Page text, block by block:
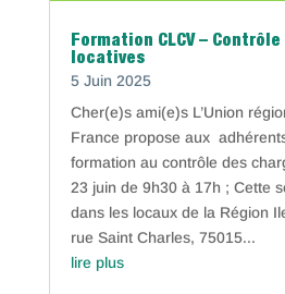
Formation CLCV –
locatives
5 Juin 2025
Cher(e)s ami(e)s L’Union
France propose aux
formation au contrôle des
23 juin de 9h30 à 17h ; Cette
dans les locaux de la Région
rue Saint Charles, 75015...
lire plus